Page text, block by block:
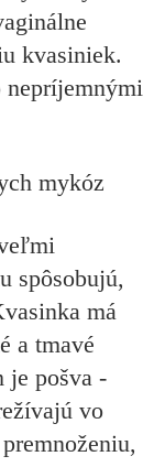
kvasiniek.
nepríjemnými
mykóz
spôsobujú,
má
a tmavé
je pošva -
vo